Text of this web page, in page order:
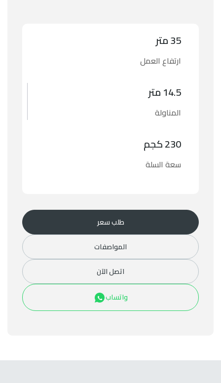
35 متر
ارتفاع العمل
14.5 متر
المناولة
230 كجم
سعة السلة
طلب سعر
المواصفات
اتصل الآن
واتساب